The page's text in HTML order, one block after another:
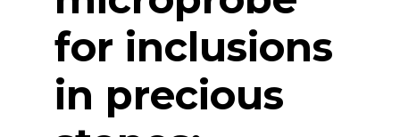
for inclusions
in precious